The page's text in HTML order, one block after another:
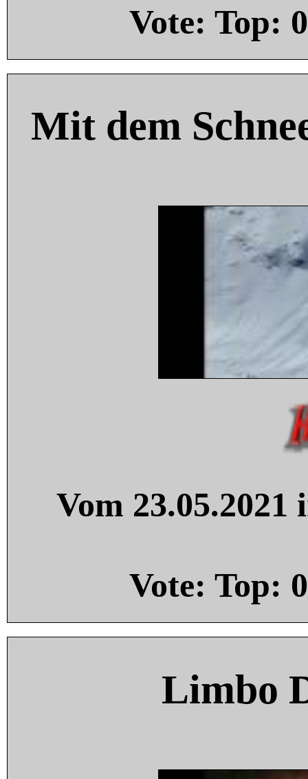
Vote: Top: 0
Mit dem
Vom
Vote: Top: 0
Limbo